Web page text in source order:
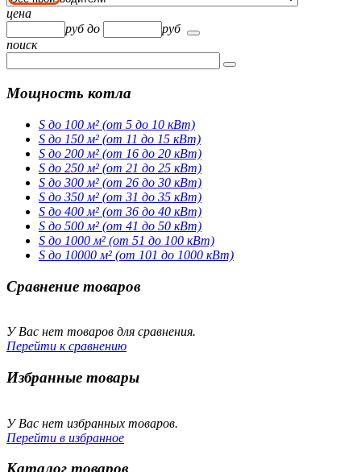
цена
рубдо
руб
поиск
Мощность котла
S до 100 м² (от 5 до 10 кВт)
S до 150 м² (от 11 до 15 кВт)
S до 200 м² (от 16 до 20 кВт)
S до 250 м² (от 21 до 25 кВт)
S до 300 м² (от 26 до 30 кВт)
S до 350 м² (от 31 до 35 кВт)
S до 400 м² (от 36 до 40 кВт)
S до 500 м² (от 41 до 50 кВт)
S до 1000 м² (от 51 до 100 кВт)
S до 10000 м² (от 101 до 1000 кВт)
Сравнение товаров
У Вас нет товаров для сравнения.
Перейти к сравнению
Избранные товары
У Вас нет избранных товаров.
Перейти в избранное